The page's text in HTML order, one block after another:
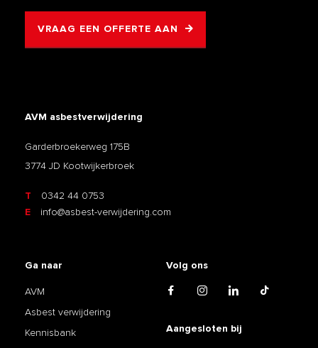
VRAAG EEN OFFERTE AAN
AVM asbestverwijdering
Garderbroekerweg 175B
3774 JD Kootwijkerbroek
T
0342 44 0753
E
info@asbest-verwijdering.com
Ga naar
AVM
Asbest verwijdering
Kennisbank
Volg ons
Aangesloten bij